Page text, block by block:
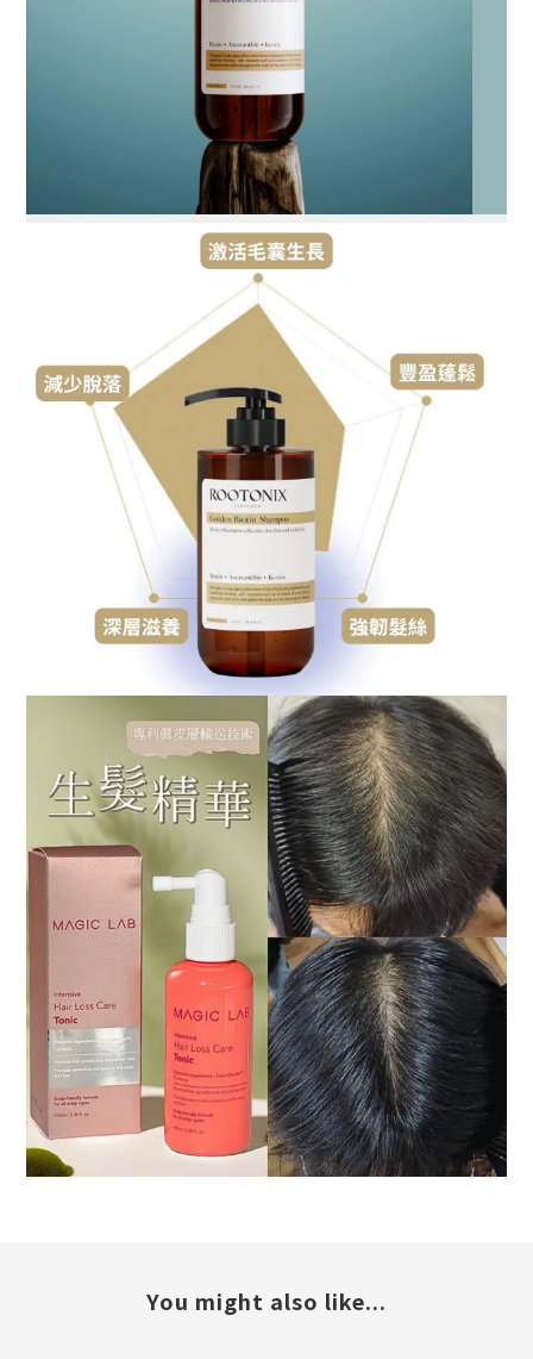
You might also like...